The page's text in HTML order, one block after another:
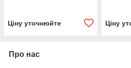
Ціну уточнюйте Ціну
Про нас